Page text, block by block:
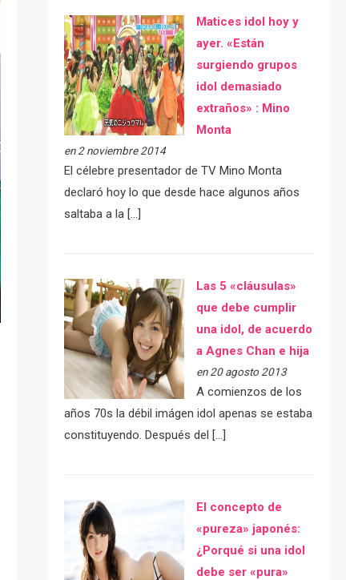
Matices idol hoy y
ayer. «Están
surgiendo grupos
idol demasiado
extraños» : Mino
Monta
en 2 noviembre 2014
El célebre presentador de TV Mino Monta
declaró hoy lo que desde hace algunos años
saltaba a la […]
Las 5 «cláusulas»
que debe cumplir
una idol, de acuerdo
a Agnes Chan e hija
en 20 agosto 2013
A comienzos de los
años 70s la débil imágen idol apenas se estaba
constituyendo. Después del […]
El concepto de
«pureza» japonés:
¿Porqué si una idol
debe ser «pura»